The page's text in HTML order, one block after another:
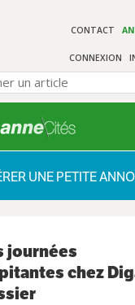
CONTACT
CONNEXION
UNE PETITE
journées
chez